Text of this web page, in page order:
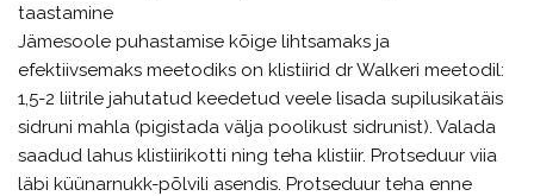
taastamine
Jämesoole puhastamise kõige lihtsamaks ja
efektiivsemaks meetodiks on klistiirid dr Walkeri meetodil:
1,5-2 liitrile jahutatud keedetud veele lisada supilusikatäis
sidruni mahla (pigistada välja poolikust sidrunist). Valada
saadud lahus klistiirikotti ning teha klistiir. Protseduur viia
läbi küünarnukk-põlvili asendis. Protseduur teha enne